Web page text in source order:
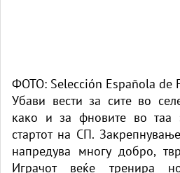
ФОТО: Selección Española de
Убави вести за сите во
како и за фновите во таа
стартот на СП.
напредува многу добро,
Играчот веќе тренира